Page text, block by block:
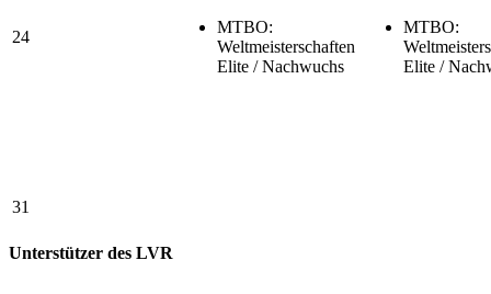
24
MTBO:
Weltmeisterschaften
Elite / Nachwuchs
MTBO:
Elite /
31
Unterstützer des LVR